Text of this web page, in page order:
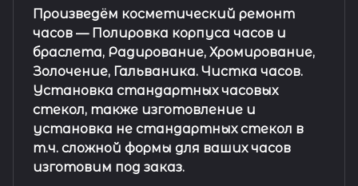
Произведём косметический ремонт
часов — Полировка корпуса часов и
браслета, Радирование, Хромирование,
Золочение, Гальваника. Чистка часов.
Установка стандартных часовых
стекол, также изготовление и
установка не стандартных стекол в
т.ч. сложной формы для ваших часов
изготовим под заказ.